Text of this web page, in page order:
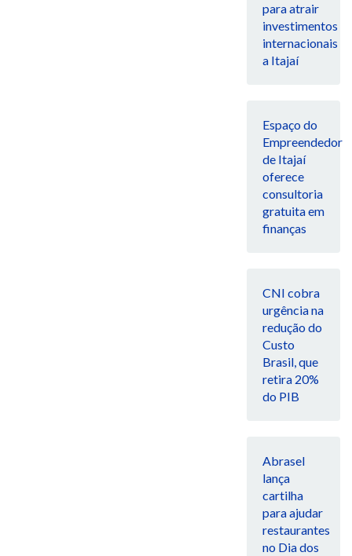
para atrair
investimentos
internacionais
a Itajaí
Espaço do
Empreendedor
de Itajaí
oferece
consultoria
gratuita em
finanças
CNI cobra
urgência na
redução do
Custo
Brasil, que
retira 20%
do PIB
Abrasel
lança
cartilha
para ajudar
restaurantes
no Dia dos